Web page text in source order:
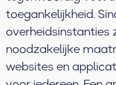
toegankelijkheid.
noodzakelijke
websites en